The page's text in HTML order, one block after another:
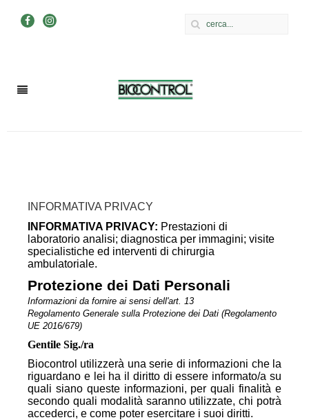
INFORMATIVA PRIVACY
INFORMATIVA PRIVACY: Prestazioni di
laboratorio analisi; diagnostica per immagini; visite
specialistiche ed interventi di chirurgia
ambulatoriale.
Protezione dei Dati Personali
Informazioni da fornire ai sensi dell'art. 13
Regolamento Generale sulla Protezione dei Dati (Regolamento
UE 2016/679)
Gentile Sig./ra
Biocontrol utilizzerà una serie di informazioni che la
riguardano e lei ha il diritto di essere informato/a su
quali siano queste informazioni, per quali finalità e
secondo quali modalità saranno utilizzate, chi potrà
accederci, e come poter esercitare i suoi diritti.